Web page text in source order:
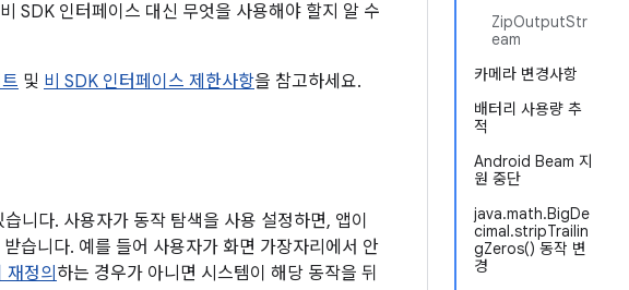
ZipOutputStr
eam
카메라 변경사항
배터리 사용량 추
적
Android Beam 지
원 중단
java.math.BigDe
cimal.stripTrailin
gZeros() 동작 변
경
SDK 인터페이스 대신 무엇을 사용해야 할지 알 수
및 비 SDK 인터페이스 제한사항을 참고하세요.
니다. 사용자가 동작 탐색을 사용 설정하면, 앱이
습니다. 예를 들어 사용자가 화면 가장자리에서 안
재정의 하는 경우가 아니면 시스템이 해당 동작을 뒤